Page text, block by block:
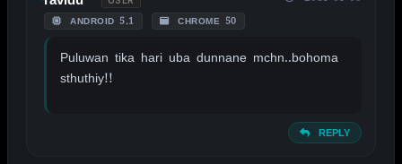
ANDROID 5.1 CHROME 50
Puluwan tika hari uba dunnane mchn..bohoma
sthuthiy!!
REPLY